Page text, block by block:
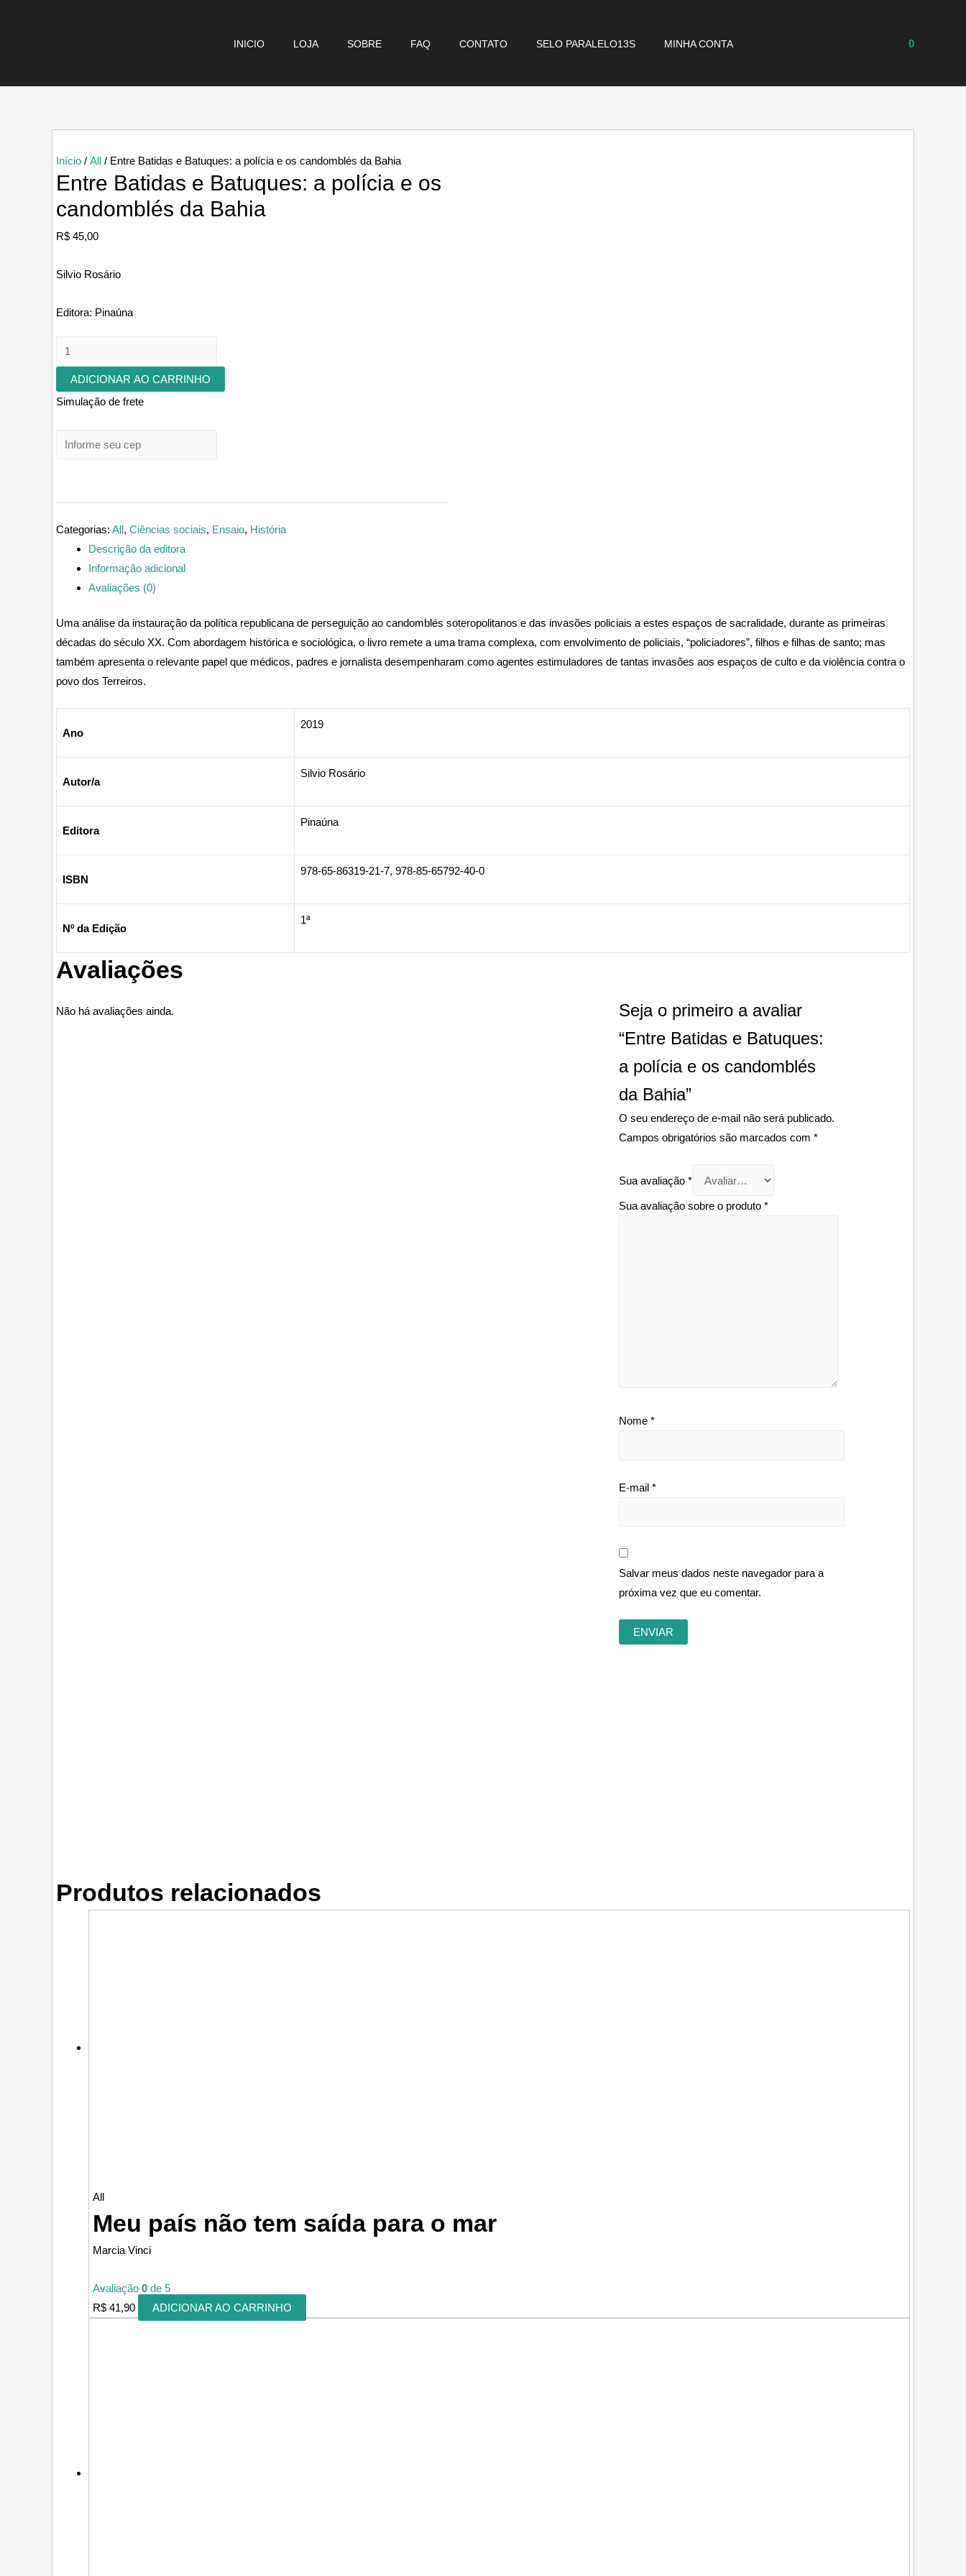
INICIO LOJA SOBRE FAQ CONTATO SELO PARALELO13S MINHA CONTA 0
Início / All / Entre Batidas e Batuques: a polícia e os candomblés da Bahia
Entre Batidas e Batuques: a polícia e os
candomblés da Bahia
R$ 45,00
Silvio Rosário
Editora: Pinaúna
Entre
Batidas
Batuques:
polícia
candomblés
Bahia
ADICIONAR AO CARRINHO
Simulação de frete
Categorias: All, Ciências sociais, Ensaio, História
Descrição da editora
Informação adicional
Avaliações (0)
Uma análise da instauração da política republicana de perseguição ao candomblés soteropolitanos e das invasões policiais a estes espaços de sacralidade, durante as primeiras
décadas do século XX. Com abordagem histórica e sociológica, o livro remete a uma trama complexa, com envolvimento de policiais, “policiadores”, filhos e filhas de santo; mas
também apresenta o relevante papel que médicos, padres e jornalista desempenharam como agentes estimuladores de tantas invasões aos espaços de culto e da violência contra o
povo dos Terreiros.
Ano
2019
Autor/a
Silvio Rosário
Editora
Pinaúna
ISBN
978-65-86319-21-7, 978-85-65792-40-0
Nº da Edição
1ª
Avaliações
Não há avaliações ainda.
Seja o primeiro a avaliar
“Entre Batidas e Batuques:
a polícia e os candomblés
da Bahia”
O seu endereço de e-mail não será publicado.
Campos obrigatórios são marcados com*
Sua avaliação*
Sua avaliação sobre o produto*
Nome*
E-mail*
Salvar meus dados neste navegador para a
próxima vez que eu comentar.
Produtos relacionados
All
Meu país não tem saída para o mar
Marcia Vinci
Avaliação 0 de 5
R$ 41,90 ADICIONAR AO CARRINHO